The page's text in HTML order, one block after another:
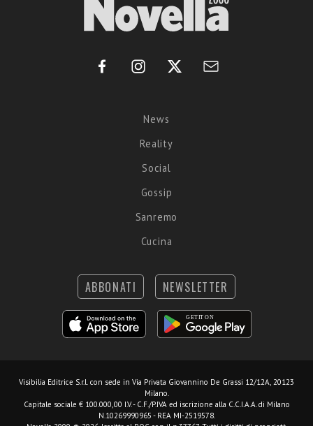
News
Reality
Social
Gossip
Sanremo
Cucina
ABBONATI NEWSLETTER
Visibilia Editrice S.r.l. con sede in Via Privata Giovannino De Grassi 12/12A, 20123
Milano.
Capitale sociale € 100.000,00 I.V. - C.F./P.IVA ed iscrizione alla C.C.I.A.A. di Milano
N.10269990965 - REA MI-2519578.